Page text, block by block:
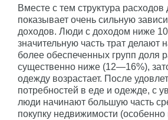
Вместе с тем структура
показывает очень сильную
доходов. Люди с доходом ниже
значительную часть трат делают
более обеспеченных групп доля
существенно ниже (12—16%),
одежду возрастает. После
потребностей в еде и одежде, с
люди начинают большую часть
покупку недвижимости (особенно